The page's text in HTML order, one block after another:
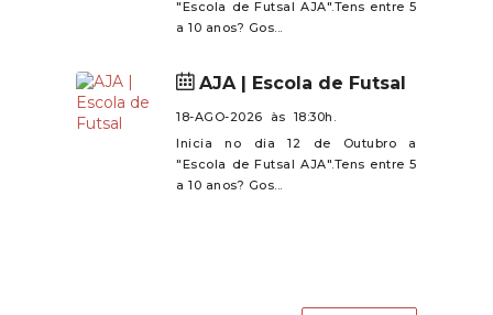
ao Minuto
retalho de lacticínios e
toda a documentação afeta ao
processo através
de https://www.jf-
angeja.pt/autarquia/concursos-
publicos .
"Escola de Futsal AJA".Tens entre 5
a 10 anos? Gos...
AJA | Escola de Futsal
18-AGO-2026 às 18:30h.
Inicia no dia 12 de Outubro a
"Escola de Futsal AJA".Tens entre 5
a 10 anos? Gos...